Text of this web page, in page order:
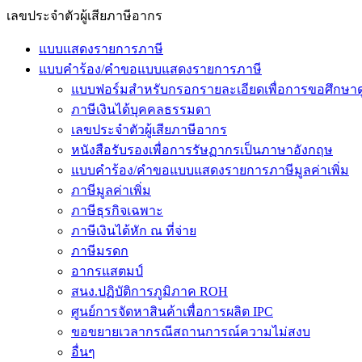
เลขประจำตัวผู้เสียภาษีอากร
แบบแสดงรายการภาษี
แบบคำร้อง/คำขอแบบแสดงรายการภาษี
แบบฟอร์มสำหรับกรอกรายละเอียดเพื่อการขอศึกษา
ภาษีเงินได้บุคคลธรรมดา
เลขประจำตัวผู้เสียภาษีอากร
หนังสือรับรองเพื่อการรัษฏากรเป็นภาษาอังกฤษ
แบบคำร้อง/คำขอแบบแสดงรายการภาษีมูลค่าเพิ่ม
ภาษีมูลค่าเพิ่ม
ภาษีธุรกิจเฉพาะ
ภาษีเงินได้หัก ณ ที่จ่าย
ภาษีมรดก
อากรแสตมป์
สนง.ปฏิบัติการภูมิภาค ROH
ศูนย์การจัดหาสินค้าเพื่อการผลิต IPC
ขอขยายเวลากรณีสถานการณ์ความไม่สงบ
อื่นๆ